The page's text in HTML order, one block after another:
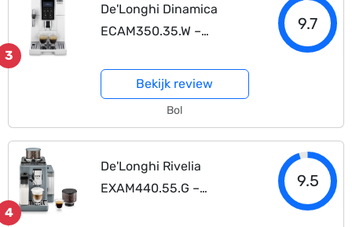
3
De'Longhi Dinamica
ECAM350.35.W –
espressomachine – Wit
9.7
Bekijk review
Bol
4
De'Longhi Rivelia
EXAM440.55.G –
9.5